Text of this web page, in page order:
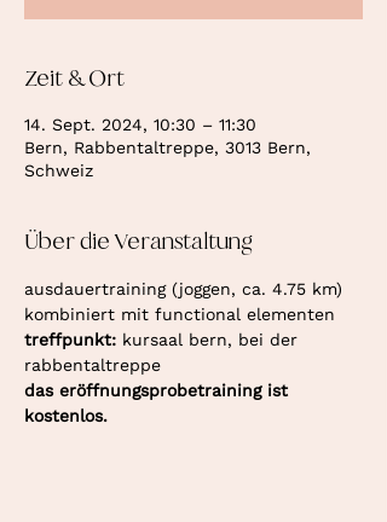
Zeit & Ort
14. Sept. 2024, 10:30 – 11:30
Bern, Rabbentaltreppe, 3013 Bern,
Schweiz
Über die Veranstaltung
ausdauertraining (joggen, ca. 4.75 km)
kombiniert mit functional elementen
treffpunkt: kursaal bern, bei der
rabbentaltreppe
das eröffnungsprobetraining ist
kostenlos.